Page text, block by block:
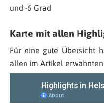
und -6 Grad
Karte mit allen
Für eine gute Übersicht
allen im Artikel